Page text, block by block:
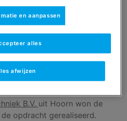
warm waterinstallatie met
van 500 kW.
B.V. uit Hoorn won de
opdracht gerealiseerd.
en aanpassen
afwijzen
alles